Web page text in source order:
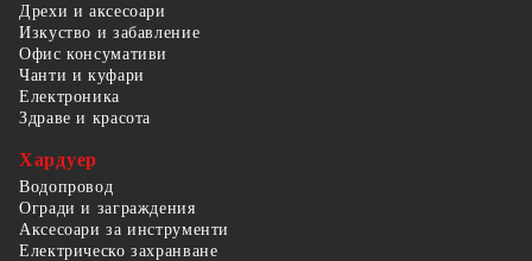
Дрехи и аксесоари
Изкуство и забавление
Офис консумативи
Чанти и куфари
Електроника
Здраве и красота
Хардуер
Водопровод
Огради и заграждения
Аксесоари за инструменти
Електрическо захранване